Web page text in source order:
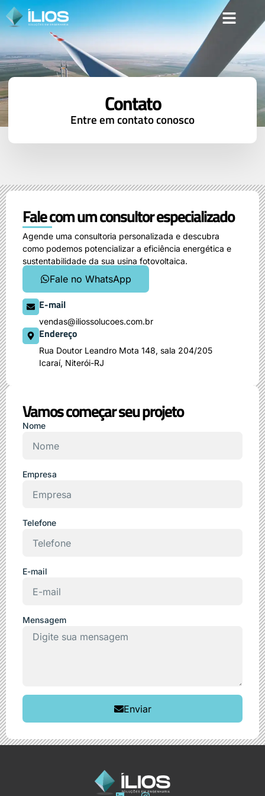
Contato
Entre em contato conosco
Fale com um consultor especializado
Agende uma consultoria personalizada e descubra
como podemos potencializar a eficiência energética e
sustentabilidade da sua usina fotovoltaica.
Fale no WhatsApp
E-mail
vendas@iliossolucoes.com.br
Endereço
Rua Doutor Leandro Mota 148, sala 204/205
Icaraí, Niterói-RJ
Vamos começar seu projeto
Nome
Empresa
Telefone
E-mail
Mensagem
Enviar